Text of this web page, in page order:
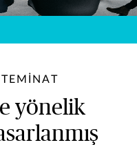
TEMİNAT
yönelik